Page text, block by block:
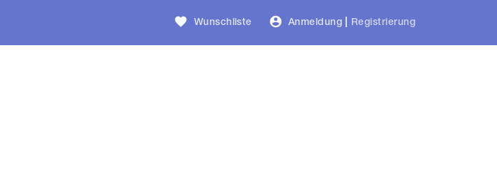
Wunschliste Anmeldung Registrierung